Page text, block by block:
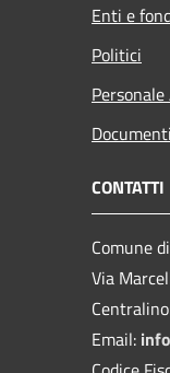
Enti e
Politici
CONTATTI
Comune
Via
Email: